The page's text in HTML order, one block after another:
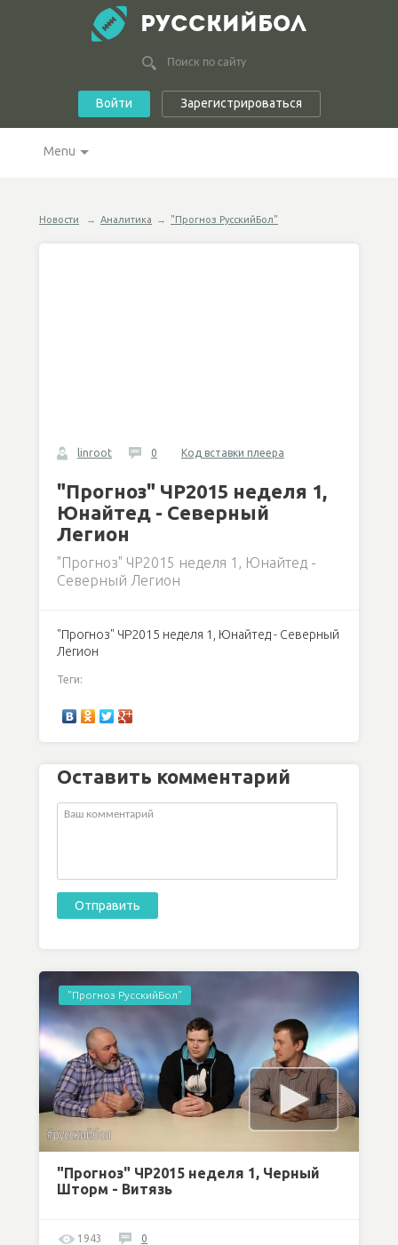
РУССКИЙБОЛ
Войти Зарегистрироваться
Menu
Новости → Аналитика → "Прогноз РусскийБол"
linroot 0 Код вставки плеера
"Прогноз" ЧР2015 неделя 1,
Юнайтед - Северный
Легион
"Прогноз" ЧР2015 неделя 1, Юнайтед -
Северный Легион
"Прогноз" ЧР2015 неделя 1, Юнайтед - Северный
Легион
Теги:
Оставить комментарий
"Прогноз РусскийБол"
"Прогноз" ЧР2015 неделя 1, Черный
Шторм - Витязь
1943 0